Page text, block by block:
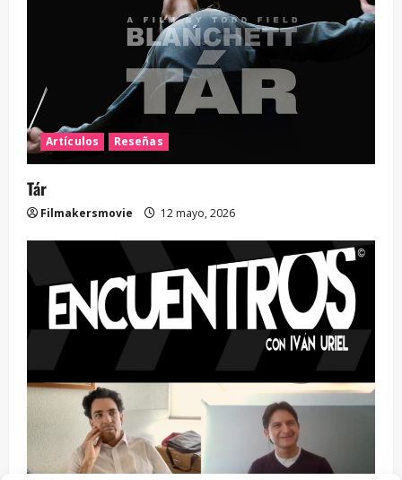
Artículos Reseñas
Tár
Filmakersmovie 12 mayo, 2026